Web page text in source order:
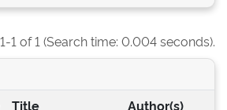
1 of 1 (Search time: 0.004 seconds).
Title Author(s)